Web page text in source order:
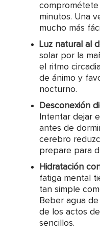
minutos. Una
mucho más
Luz natural al
solar por la
el ritmo
de ánimo y
nocturno.
Desconexión
Intentar dejar
antes de
cerebro
prepare para
Hidratación
fatiga mental
tan simple
Beber agua
de los actos
sencillos.